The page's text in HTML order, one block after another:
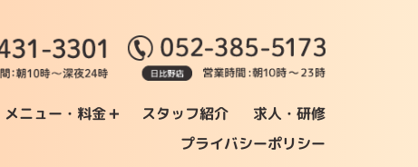
メニュー・料金+ スタッフ紹介 求人・研修
プライバシーポリシー